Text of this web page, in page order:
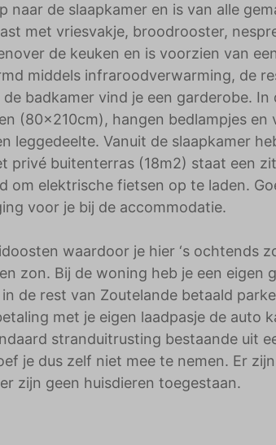
naar de slaapkamer en is van alle
met vriesvakje, broodrooster,
de keuken en is voorzien van
middels infraroodverwarming, de
badkamer vind je een garderobe.
(80x210cm), hangen bedlampjes
leggedeelte. Vanuit de slaapkamer
privé buitenterras (18m2) staat een
om elektrische fietsen op te laden.
voor je bij de accommodatie.
waardoor je hier ‘s ochtends
zon. Bij de woning heb je een
de rest van Zoutelande betaald
met je eigen laadpasje de auto
stranduitrusting bestaande uit
je dus zelf niet mee te nemen. Er
zijn geen huisdieren toegestaan.